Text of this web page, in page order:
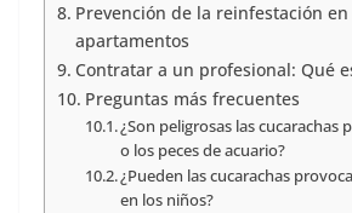
Prevención de la reinfestación en
apartamentos
Contratar a un profesional: Qué
Preguntas más frecuentes
¿Son peligrosas las cucarachas
o los peces de acuario?
¿Pueden las cucarachas
en los niños?